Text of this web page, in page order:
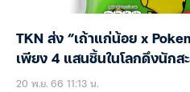
TKN ส่ง “เถ้าแก่น้อย x
เพียง 4 แสนชิ้นในโลกดึงนักส
20 พ.ย. 66 11:13 น.